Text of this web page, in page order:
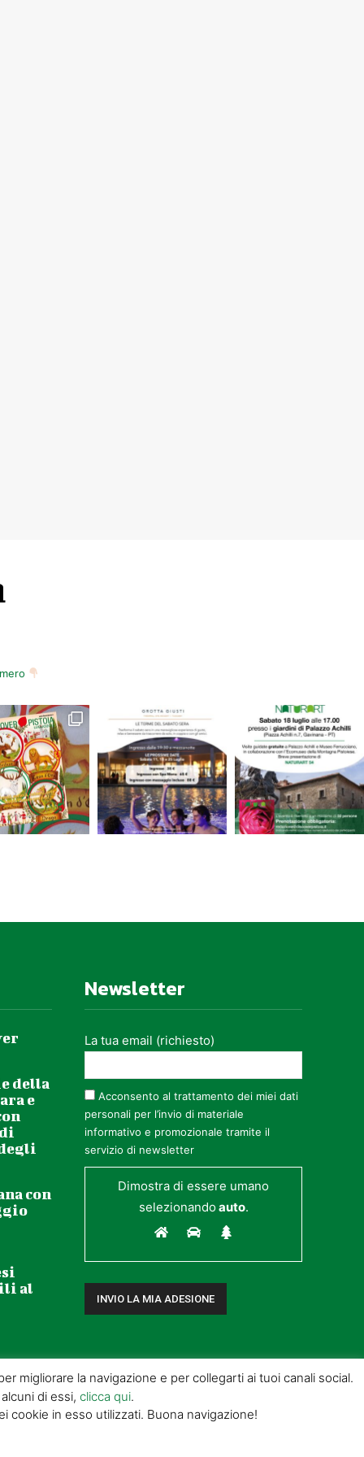
della
e
con
al
Newsletter
La tua email (richiesto)
Acconsento al trattamento dei miei dati
personali per l’invio di materiale
informativo e promozionale tramite il
servizio di newsletter
Dimostra di essere umano
selezionandoauto.
migliorare la navigazione e per collegarti ai tuoi canali social.
di essi, clicca qui.
cookie in esso utilizzati. Buona navigazione!